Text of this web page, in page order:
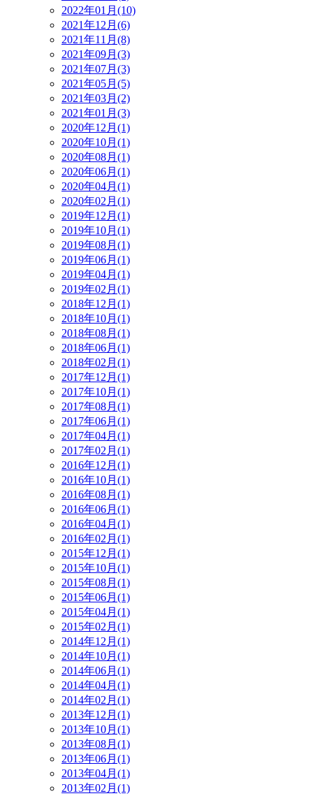
2022年01月(10)
2021年12月(6)
2021年11月(8)
2021年09月(3)
2021年07月(3)
2021年05月(5)
2021年03月(2)
2021年01月(3)
2020年12月(1)
2020年10月(1)
2020年08月(1)
2020年06月(1)
2020年04月(1)
2020年02月(1)
2019年12月(1)
2019年10月(1)
2019年08月(1)
2019年06月(1)
2019年04月(1)
2019年02月(1)
2018年12月(1)
2018年10月(1)
2018年08月(1)
2018年06月(1)
2018年02月(1)
2017年12月(1)
2017年10月(1)
2017年08月(1)
2017年06月(1)
2017年04月(1)
2017年02月(1)
2016年12月(1)
2016年10月(1)
2016年08月(1)
2016年06月(1)
2016年04月(1)
2016年02月(1)
2015年12月(1)
2015年10月(1)
2015年08月(1)
2015年06月(1)
2015年04月(1)
2015年02月(1)
2014年12月(1)
2014年10月(1)
2014年06月(1)
2014年04月(1)
2014年02月(1)
2013年12月(1)
2013年10月(1)
2013年08月(1)
2013年06月(1)
2013年04月(1)
2013年02月(1)